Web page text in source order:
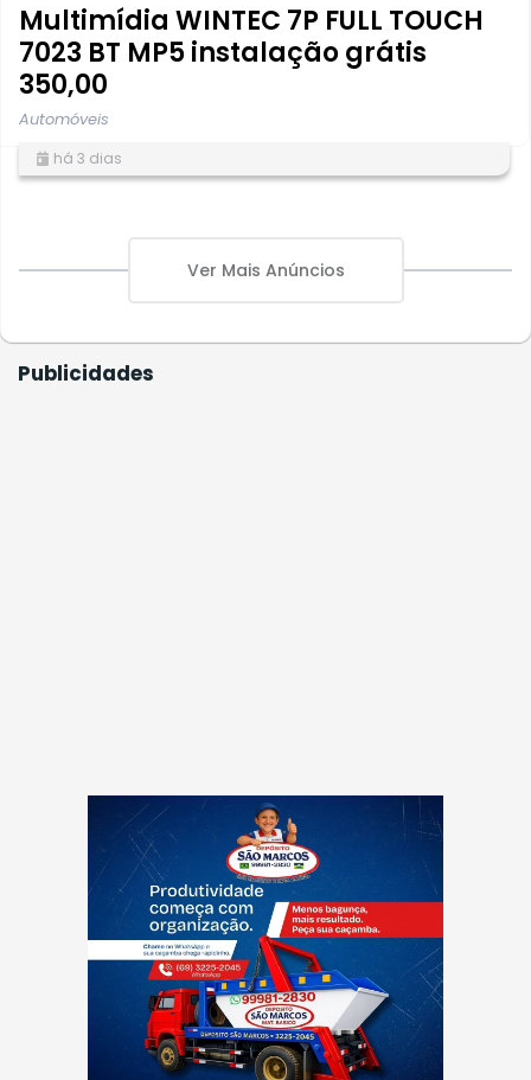
Multimídia WINTEC 7P FULL TOUCH
7023 BT MP5 instalação grátis
350,00
Automóveis
há 3 dias
Ver Mais Anúncios
Publicidades